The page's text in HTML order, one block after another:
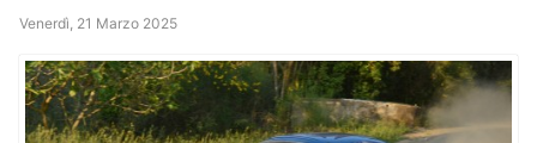
Venerdì, 21 Marzo 2025